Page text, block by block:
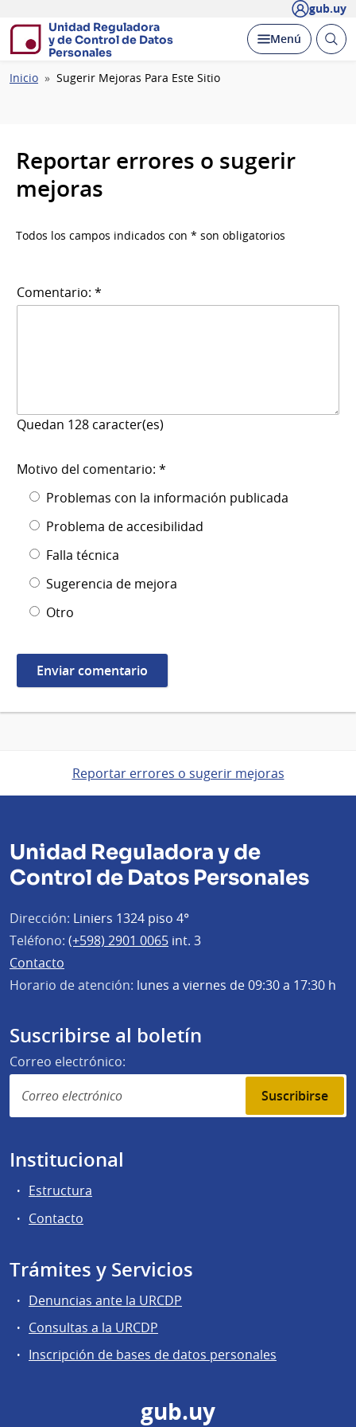
gub.uy
Unidad Reguladora
y de Control de Datos
Personales
Desplegar
Menú Abrir
Ruta
Inicio Sugerir Mejoras Para Este Sitio
Reportar errores o sugerir
mejoras
Todos los campos indicados con * son obligatorios
Comentario: *
Quedan 128 caracter(es)
Motivo del comentario: *
Problemas con la información publicada
Problema de accesibilidad
Falla técnica
Sugerencia de mejora
Otro
Reportar errores o sugerir mejoras
Unidad Reguladora y de
Control de Datos Personales
Dirección: Liniers 1324 piso 4°
Teléfono: (+598) 2901 0065 int. 3
Contacto
Horario de atención: lunes a viernes de 09:30 a 17:30 h
Suscribirse al boletín
Correo electrónico:
Suscribirse
Institucional
Estructura
Contacto
Trámites y Servicios
Denuncias ante la URCDP
Consultas a la URCDP
Inscripción de bases de datos personales
gub.uy